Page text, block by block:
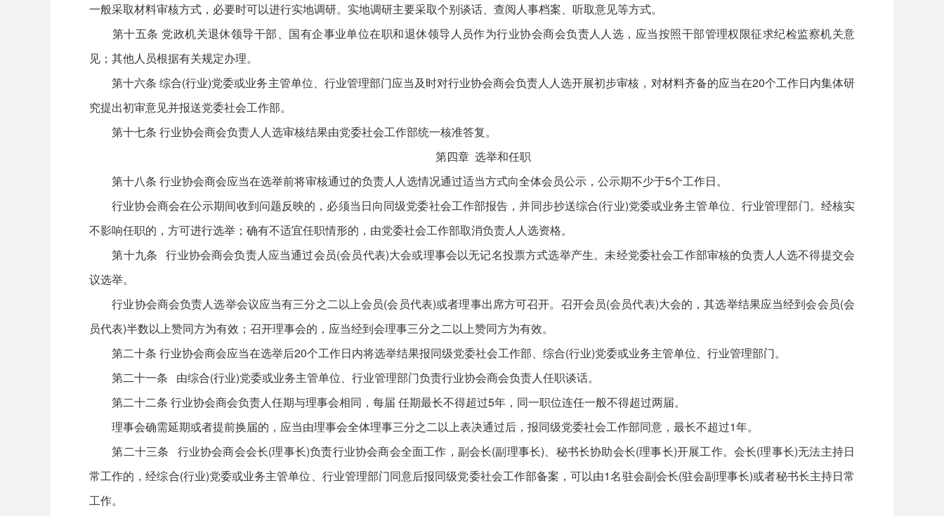
一般采取材料审核方式，必要时可以进行实地调研。实地调研主要采取个别谈话、查阅人事档案、听取意见等方式。
第十五条 党政机关退休领导干部、国有企事业单位在职和退休领导人员作为行业协会商会负责人人选，应当按照干部管理权限征求纪检监察机关意
见；其他人员根据有关规定办理。
第十六条 综合(行业)党委或业务主管单位、行业管理部门应当及时对行业协会商会负责人人选开展初步审核，对材料齐备的应当在20个工作日内集体研
究提出初审意见并报送党委社会工作部。
第十七条 行业协会商会负责人人选审核结果由党委社会工作部统一核准答复。
第四章 选举和任职
第十八条 行业协会商会应当在选举前将审核通过的负责人人选情况通过适当方式向全体会员公示，公示期不少于5个工作日。
行业协会商会在公示期间收到问题反映的，必须当日向同级党委社会工作部报告，并同步抄送综合(行业)党委或业务主管单位、行业管理部门。经核实
不影响任职的，方可进行选举；确有不适宜任职情形的，由党委社会工作部取消负责人人选资格。
第十九条 行业协会商会负责人应当通过会员(会员代表)大会或理事会以无记名投票方式选举产生。未经党委社会工作部审核的负责人人选不得提交会
议选举。
行业协会商会负责人选举会议应当有三分之二以上会员(会员代表)或者理事出席方可召开。召开会员(会员代表)大会的，其选举结果应当经到会会员(会
员代表)半数以上赞同方为有效；召开理事会的，应当经到会理事三分之二以上赞同方为有效。
第二十条 行业协会商会应当在选举后20个工作日内将选举结果报同级党委社会工作部、综合(行业)党委或业务主管单位、行业管理部门。
第二十一条 由综合(行业)党委或业务主管单位、行业管理部门负责行业协会商会负责人任职谈话。
第二十二条 行业协会商会负责人任期与理事会相同，每届 任期最长不得超过5年，同一职位连任一般不得超过两届。
理事会确需延期或者提前换届的，应当由理事会全体理事三分之二以上表决通过后，报同级党委社会工作部同意，最长不超过1年。
第二十三条 行业协会商会会长(理事长)负责行业协会商会全面工作，副会长(副理事长)、秘书长协助会长(理事长)开展工作。会长(理事长)无法主持日
常工作的，经综合(行业)党委或业务主管单位、行业管理部门同意后报同级党委社会工作部备案，可以由1名驻会副会长(驻会副理事长)或者秘书长主持日常
工作。